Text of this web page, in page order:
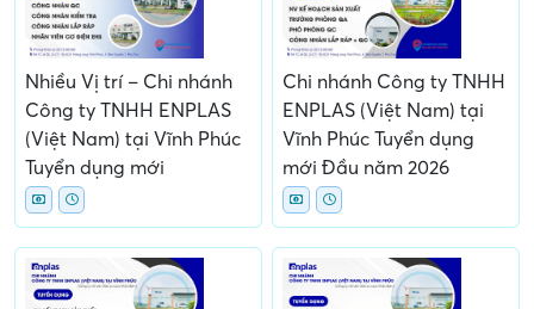
Nhiều Vị trí – Chi nhánh
Công ty TNHH ENPLAS
(Việt Nam) tại Vĩnh Phúc
Tuyển dụng mới
Chi nhánh Công ty TNHH
ENPLAS (Việt Nam) tại
Vĩnh Phúc Tuyển dụng
mới Đầu năm 2026